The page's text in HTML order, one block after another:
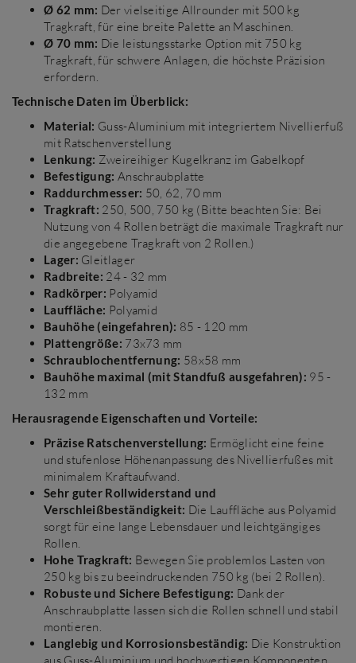
Ø 62 mm: Der vielseitige Allrounder mit 500 kg
Tragkraft, für eine breite Palette an Maschinen.
Ø 70 mm: Die leistungsstarke Option mit 750 kg
Tragkraft, für schwere Anlagen, die höchste Präzision
erfordern.
Technische Daten im Überblick:
Material: Guss-Aluminium mit integriertem Nivellierfuß
mit Ratschenverstellung
Lenkung: Zweireihiger Kugelkranz im Gabelkopf
Befestigung: Anschraubplatte
Raddurchmesser: 50, 62, 70 mm
Tragkraft: 250, 500, 750 kg (Bitte beachten Sie: Bei
Nutzung von 4 Rollen beträgt die maximale Tragkraft nur
die angegebene Tragkraft von 2 Rollen.)
Lager: Gleitlager
Radbreite: 24 - 32 mm
Radkörper: Polyamid
Lauffläche: Polyamid
Bauhöhe (eingefahren): 85 - 120 mm
Plattengröße: 73x73 mm
Schraublochentfernung: 58x58 mm
Bauhöhe maximal (mit Standfuß ausgefahren): 95 -
132 mm
Herausragende Eigenschaften und Vorteile:
Präzise Ratschenverstellung: Ermöglicht eine feine
und stufenlose Höhenanpassung des Nivellierfußes mit
minimalem Kraftaufwand.
Sehr guter Rollwiderstand und
Verschleißbeständigkeit: Die Lauffläche aus Polyamid
sorgt für eine lange Lebensdauer und leichtgängiges
Rollen.
Hohe Tragkraft: Bewegen Sie problemlos Lasten von
250 kg bis zu beeindruckenden 750 kg (bei 2 Rollen).
Robuste und Sichere Befestigung: Dank der
Anschraubplatte lassen sich die Rollen schnell und stabil
montieren.
Langlebig und Korrosionsbeständig: Die Konstruktion